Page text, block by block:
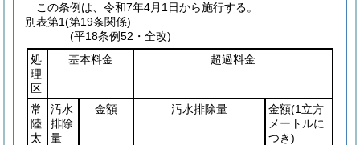
この条例は、令和7年4月1日から施行する。
別表第1(第19条関係)
(平18条例52・全改)
処
理
区
基本料金 超過料金
常
陸
太
汚水
排除
量
金額 汚水排除量 金額(1立方
メートルに
つき)